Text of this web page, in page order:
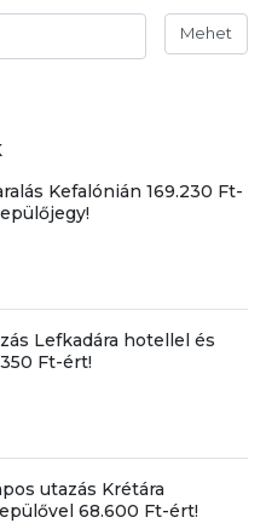
Mehet
Kefalónián 169.230 Ft-
Lefkadára hotellel és
Ft-ért!
utazás Krétára
68.600 Ft-ért!